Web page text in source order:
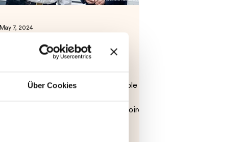
Über Cookies
FISCHERPRESS in my-
The agency's images are now available to
May 7, 2024